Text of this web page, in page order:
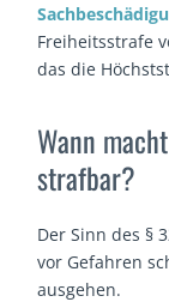
Freiheitsstrafe
das die
Wann
strafbar?
Der Sinn des §
vor Gefahren
ausgehen.